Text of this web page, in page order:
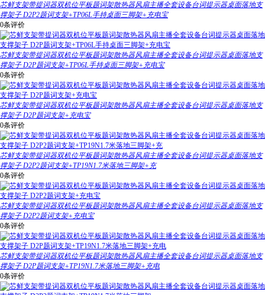
芯鲜支架带提词器双机位平板题词架散热器风扇主播全套设备台词提示器桌面落地支
撑架子 D2P2题词支架+TP06L手持桌面三脚架+充电宝
0条评价
芯鲜支架带提词器双机位平板题词架散热器风扇主播全套设备台词提示器桌面落地支
撑架子 D2P题词支架+TP06L手持桌面三脚架+充电宝
0条评价
芯鲜支架带提词器双机位平板题词架散热器风扇主播全套设备台词提示器桌面落地支
撑架子 D2P题词支架+充电宝
0条评价
芯鲜支架带提词器双机位平板题词架散热器风扇主播全套设备台词提示器桌面落地支
撑架子 D2P2题词支架+TP19N1.7米落地三脚架+充
0条评价
芯鲜支架带提词器双机位平板题词架散热器风扇主播全套设备台词提示器桌面落地支
撑架子 D2P2题词支架+充电宝
0条评价
芯鲜支架带提词器双机位平板题词架散热器风扇主播全套设备台词提示器桌面落地支
撑架子 D2P题词支架+TP19N1.7米落地三脚架+充电
0条评价